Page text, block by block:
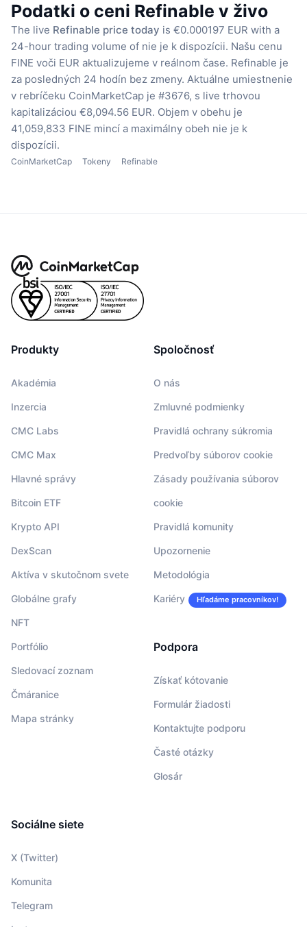
Podatki o ceni Refinable v živo
The live Refinable price today is €0.000197 EUR with a
24-hour trading volume of nie je k dispozícii. Našu cenu
FINE voči EUR aktualizujeme v reálnom čase. Refinable je
za posledných 24 hodín bez zmeny. Aktuálne umiestnenie
v rebríčeku CoinMarketCap je #3676, s live trhovou
kapitalizáciou €8,094.56 EUR. Objem v obehu je
41,059,833 FINE mincí a maximálny obeh nie je k
dispozícii.
CoinMarketCap Tokeny Refinable
Produkty
Akadémia
Inzercia
CMC Labs
CMC Max
Hlavné správy
Bitcoin ETF
Krypto API
DexScan
Aktíva v skutočnom svete
Globálne grafy
NFT
Portfólio
Sledovací zoznam
Čmáranice
Mapa stránky
Spoločnosť
O nás
Zmluvné podmienky
Pravidlá ochrany súkromia
Predvoľby súborov cookie
Zásady používania súborov
cookie
Pravidlá komunity
Upozornenie
Metodológia
Kariéry Hľadáme pracovníkov!
Podpora
Získať kótovanie
Formulár žiadosti
Kontaktujte podporu
Časté otázky
Glosár
Sociálne siete
X (Twitter)
Komunita
Telegram